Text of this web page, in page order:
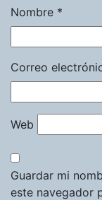
Nombre *
Correo
Web
Guardar mi
este navegador